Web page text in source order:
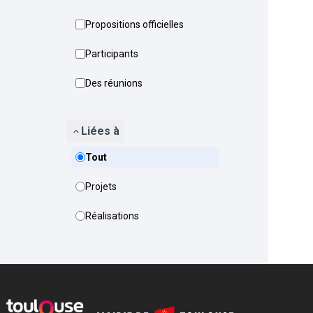
Propositions officielles
Participants
Des réunions
Liées à
Tout
Projets
Réalisations